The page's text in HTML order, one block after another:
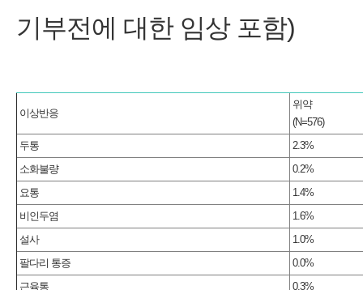
기부전에 대한 임상 포함)
이상반응
위약
(N=576)
두통
2.3%
소화불량
0.2%
요통
1.4%
비인두염
1.6%
설사
1.0%
팔다리 통증
0.0%
근육통
0.3%